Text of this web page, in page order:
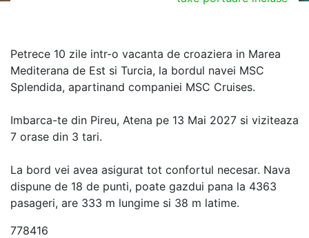
Petrece 10 zile intr-o vacanta de croaziera in Marea
Mediterana de Est si Turcia, la bordul navei MSC
Splendida, apartinand companiei MSC Cruises.
Imbarca-te din Pireu, Atena pe 13 Mai 2027 si viziteaza
7 orase din 3 tari.
La bord vei avea asigurat tot confortul necesar. Nava
dispune de 18 de punti, poate gazdui pana la 4363
pasageri, are 333 m lungime si 38 m latime.
778416